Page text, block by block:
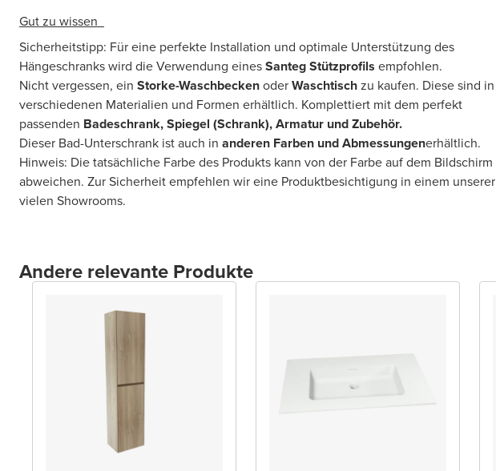
Gut zu wissen
Sicherheitstipp: Für eine perfekte Installation und optimale Unterstützung des
Hängeschranks wird die Verwendung einesSanteg Stützprofils empfohlen.
Nicht vergessen, ein Storke-WaschbeckenoderWaschtischzu kaufen. Diese sind in
verschiedenen Materialien und Formen erhältlich. Komplettiert mit dem perfekt
passenden Badeschrank, Spiegel (Schrank), Armatur und Zubehör.
Dieser Bad-Unterschrank ist auch in anderen Farben und Abmessungenerhältlich.
Hinweis: Die tatsächliche Farbe des Produkts kann von der Farbe auf dem Bildschirm
abweichen. Zur Sicherheit empfehlen wir eine Produktbesichtigung in einem unserer
vielen Showrooms.
Andere relevante Produkte